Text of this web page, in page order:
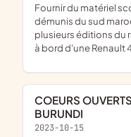
fournir du matériel scolaire et sportif à des enfants
démunis du sud
plusieurs éditions du
à bord d'une Renault 4
COEURS OUVERTS POUR L'EDUCATION AU
BURUNDI
2023-10-15